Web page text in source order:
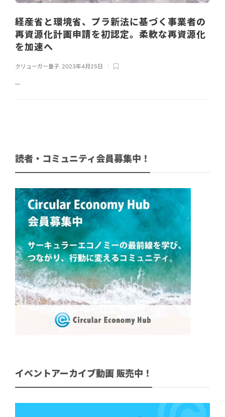
経産省と環境省、プラ新法に基づく事業者の
再資源化計画申請を初認定。柔軟な再資源化
を加速へ
クリューガー量子 2023年4月25日
...
読者・コミュニティ会員募集中！
イベントアーカイブ動画 販売中！